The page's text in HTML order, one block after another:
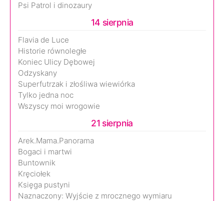
Psi Patrol i dinozaury
14 sierpnia
Flavia de Luce
Historie równoległe
Koniec Ulicy Dębowej
Odzyskany
Superfutrzak i złośliwa wiewiórka
Tylko jedna noc
Wszyscy moi wrogowie
21 sierpnia
Arek.Mama.Panorama
Bogaci i martwi
Buntownik
Kręciołek
Księga pustyni
Naznaczony: Wyjście z mrocznego wymiaru